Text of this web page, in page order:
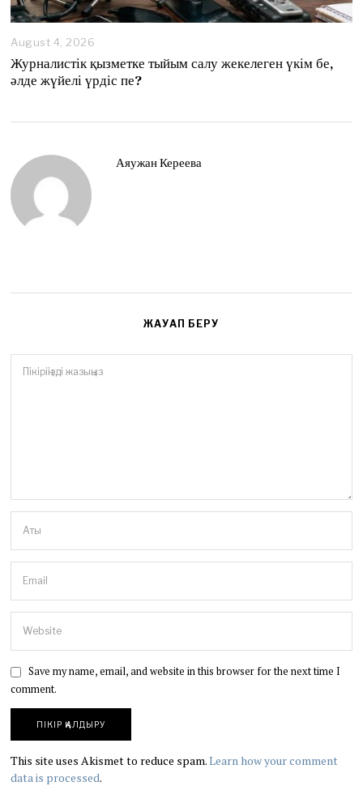
August 4, 2026
g
u
Журналистік қызметке тыйым салу жекелеген үкім бе,
әлде жүйелі үрдіс пе?
Аяужан Кереева
ЖАУАП БЕРУ
Save my name, email, and website in this browser for the next time I
comment.
This site uses Akismet to reduce spam.Learn how your comment
data is processed.